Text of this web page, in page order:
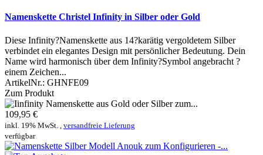
Namenskette Christel Infinity in Silber oder Gold
Diese Infinity?Namenskette aus 14?karätig vergoldetem Silber
verbindet ein elegantes Design mit persönlicher Bedeutung. Dein
Name wird harmonisch über dem Infinity?Symbol angebracht ?
einem Zeichen...
ArtikelNr.: GHNFE09
Zum Produkt
109,95 €
inkl. 19% MwSt. , versandfreie Lieferung
verfügbar